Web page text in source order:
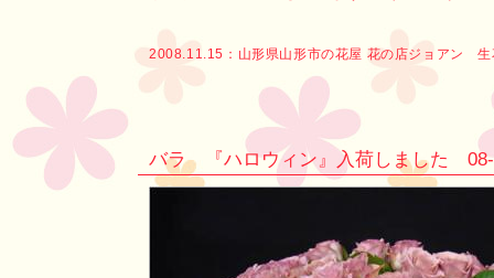
2008.11.15： 山形県山形市の花屋 花の店ジョアン
バラ 『ハロウィン』入荷しました 08-